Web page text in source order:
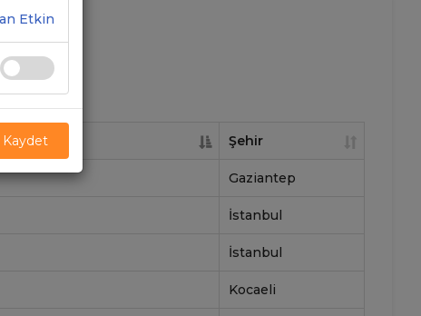
Şehir
Gaziantep
İstanbul
İstanbul
Kocaeli
Etkin
Kaydet